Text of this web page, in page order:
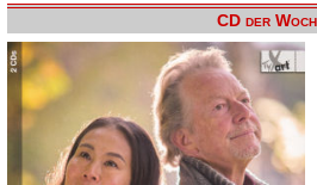
CD der